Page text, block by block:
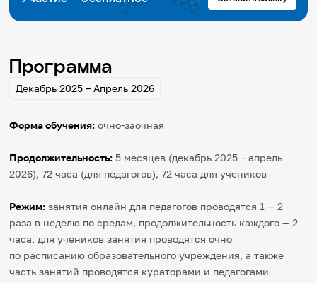
Программа
Декабрь 2025 – Апрель 2026
Форма обучения: очно-заочная
Продолжительность: 5 месяцев (декабрь 2025 – апрель
2026), 72 часа (для педагогов), 72 часа для учеников
Режим: занятия онлайн для педагогов проводятся 1 — 2
раза в неделю по средам, продолжительность каждого — 2
часа, для учеников занятия проводятся очно
по расписанию образовательного учреждения, а также
часть занятий проводятся кураторами и педагогами